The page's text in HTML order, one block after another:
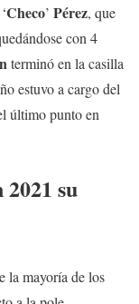
‘Checo’ Pérez, que
con 4
terminó en la casilla
estuvo a cargo del
último punto en
su
la mayoría de los